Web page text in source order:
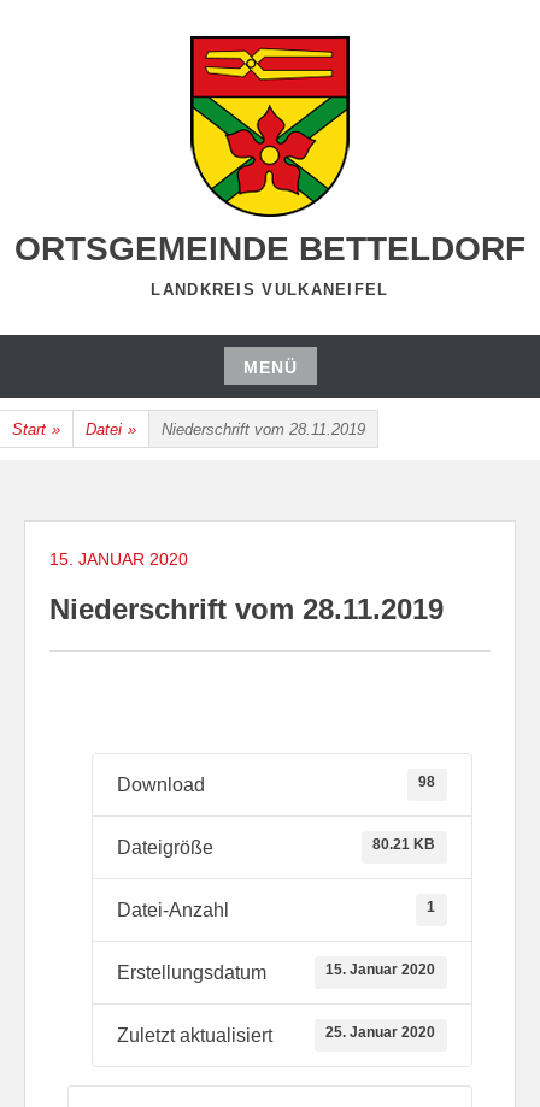
ORTSGEMEINDE BETTELDORF
LANDKREIS VULKANEIFEL
MENÜ
Zum
Inhalt
Start » Datei » Niederschrift vom 28.11.2019
15. JANUAR 2020
Niederschrift vom 28.11.2019
Download 98
Dateigröße 80.21 KB
Datei-Anzahl 1
Erstellungsdatum 15. Januar 2020
Zuletzt aktualisiert 25. Januar 2020